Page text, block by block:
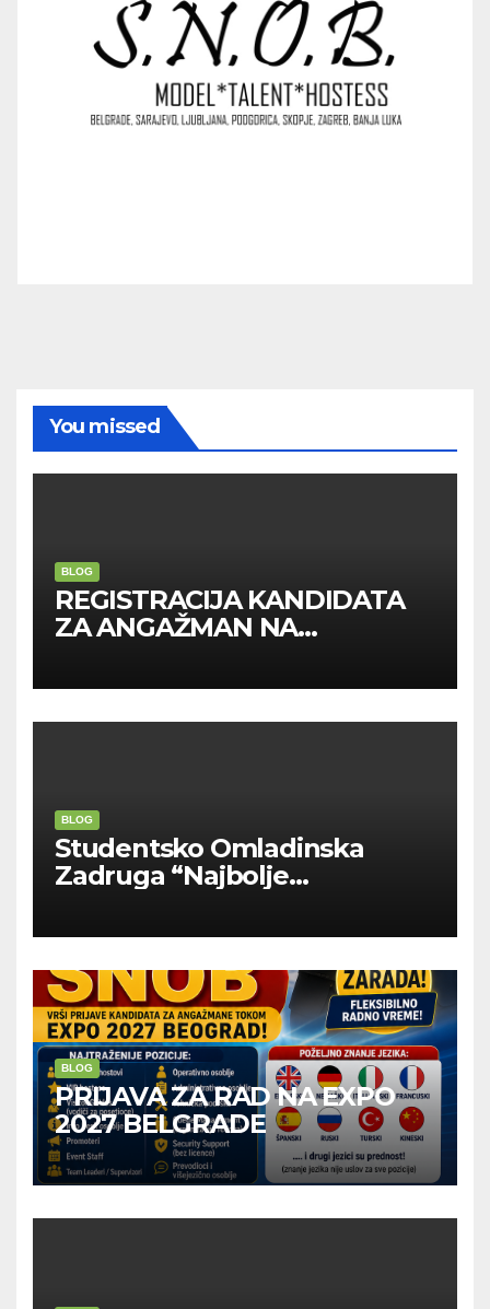
You missed
BLOG
REGISTRACIJA KANDIDATA
ZA ANGAŽMAN NA
BLOG
Studentsko Omladinska
Zadruga “Najbolje
BLOG
PRIJAVA ZA RAD NA EXPO
2027 BELGRADE